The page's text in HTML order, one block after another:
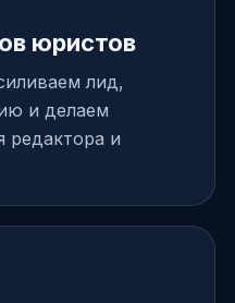
юристов
лид,
и делаем
редактора и